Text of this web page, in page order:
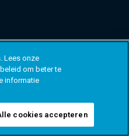
Lees onze
om beter te
informatie
cookies accepteren